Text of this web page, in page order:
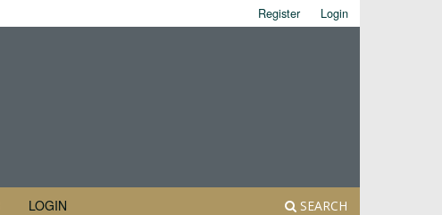
LOGIN SEARCH
Register Login